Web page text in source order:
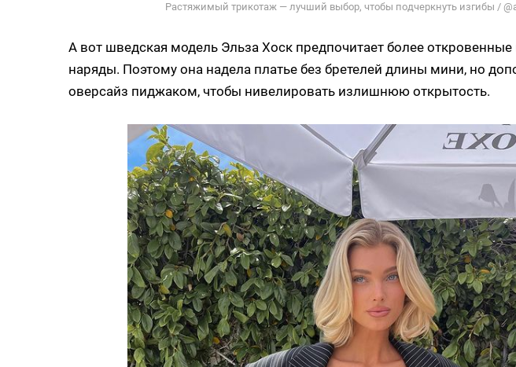
Растяжимый трикотаж — лучший выбор, чтобы подчеркнуть изгибы /
А вот шведская модель Эльза Хоск предпочитает более
наряды. Поэтому она надела платье без бретелей длины мини, но
оверсайз пиджаком, чтобы нивелировать излишнюю открытость.